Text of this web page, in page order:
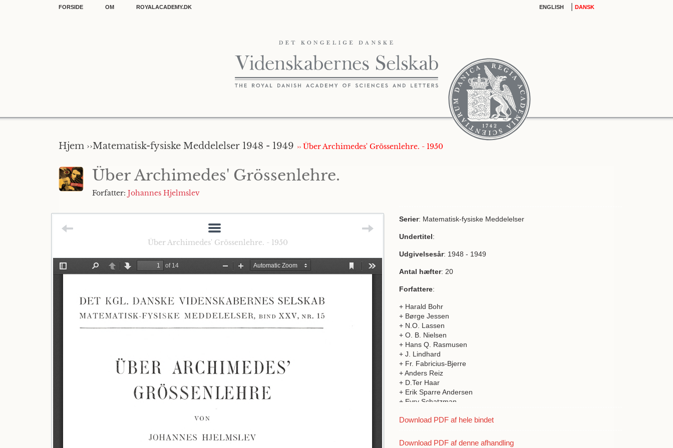
FORSIDE OM ROYALACADEMY.DK ENGLISH DANSK
Hjem ››Matematisk-fysiske Meddelelser 1948 - 1949 ›› Über Archimedes' Grössenlehre. - 1950
Über Archimedes' Grössenlehre.
Forfatter: Johannes Hjelmslev
Über Archimedes' Grössenlehre. - 1950
Serier: Matematisk-fysiske Meddelelser
Undertitel:
Udgivelsesår: 1948 - 1949
Antal hæfter: 20
Forfattere:
+ Harald Bohr
+ Børge Jessen
+ N.O. Lassen
+ O. B. Nielsen
+ Hans Q. Rasmusen
+ J. Lindhard
+ Fr. Fabricius-Bjerre
+ Anders Reiz
+ D.Ter Haar
+ Erik Sparre Andersen
+ Evry Schatzman
+ Johannes Hjelmslev
+ Aksel Tovborg Jensen
Download PDF af hele bindet
Download PDF af denne afhandling